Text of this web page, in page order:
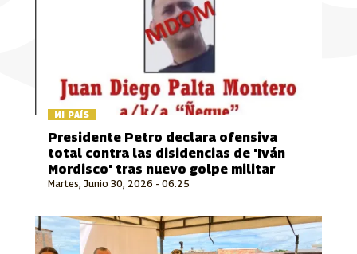
MI PAÍS
Martes, Junio 30, 2026 - 06:25
Presidente Petro declara ofensiva
total contra las disidencias de 'Iván
Mordisco' tras nuevo golpe militar